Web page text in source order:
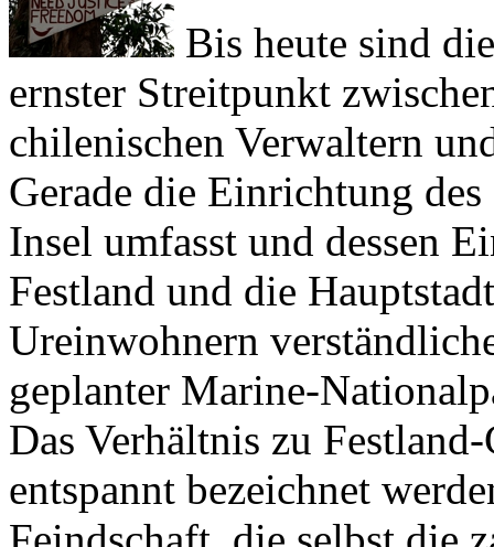
ernster Streitpunkt
chilenischen Verwaltern
Gerade die Einrichtung
Insel umfasst und dessen
Festland und die
Ureinwohnern
geplanter Marine-
Das Verhältnis zu
entspannt bezeichnet
Feindschaft, die selbst die
zu spüren bekommen.